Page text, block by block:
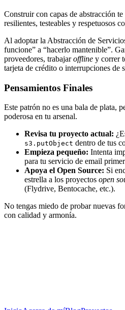
Construir con capas de abstracción
resilientes, testeables y respetuosos
Al adoptar la Abstracción de
funcione” a “hacerlo mantenible”.
proveedores, trabajaroffline y correr
tarjeta de crédito o interrupciones de
Pensamientos Finales
Este patrón no es una bala de plata,
poderosa en tu arsenal.
Revisa tu proyecto actual:
s3.putObject dentro de tus
Empieza pequeño: Intenta
para tu servicio de email
Apoya el Open Source: Si
estrella a los proyectos open
(Flydrive, Bentocache, etc.).
No tengas miedo de probar nuevas
con calidad y armonía.